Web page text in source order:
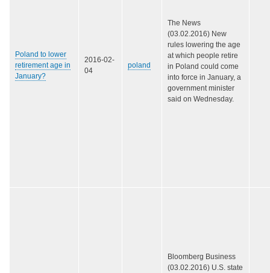
Poland to lower
retirement age in
January?
2016-02-
04
poland
The News
(03.02.2016) New
rules lowering the age
at which people retire
in Poland could come
into force in January, a
government minister
said on Wednesday.
Bloomberg Business
(03.02.2016) U.S. state